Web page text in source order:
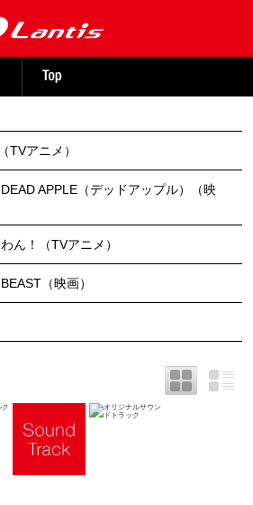
TVアニメ）
APPLE（デッドアップル）（映
ん！（TVアニメ）
（映画）